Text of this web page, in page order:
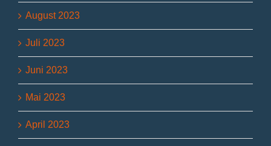
August 2023
Juli 2023
Juni 2023
Mai 2023
April 2023